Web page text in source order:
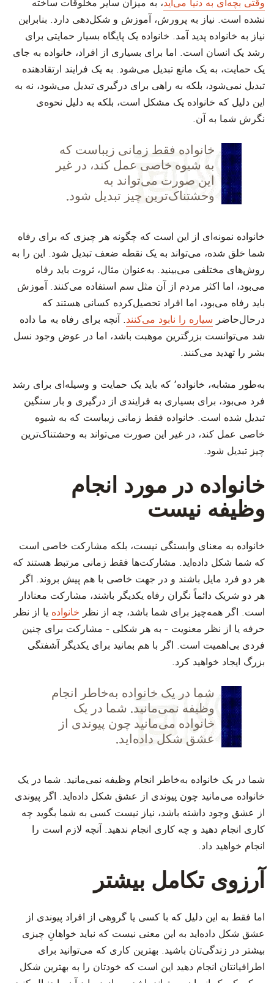
‫وقتی بچه‌ای به دنیا می‌آید، به میزان سایر مخلوقات ساخته
نشده است. نیاز به پرورش، آموزش و شکل‌دهی دارد. بنابراین
نیاز به خانواده پدید آمد. خانواده یک پایگاه بسیار حمایتی برای
رشد یک انسان است. اما برای بسیاری از افراد، خانواده به جای
یک حمایت، به یک مانع تبدیل می‌شود. به یک فرایند ارتقادهنده
تبدیل نمی‌شود، بلکه به راهی برای درگیری تبدیل می‌شود، نه به
این دلیل که خانواده یک مشکل است، بلکه به دلیل نحوه‌ی
نگرش شما به آن.
‫خانواده فقط زمانی زیباست که
به شیوه خاصی عمل کند، در غیر
این صورت می‌تواند به
وحشتناک‌ترین چیز تبدیل شود.
‫خانواده نمونه‌ای از این است که چگونه هر چیزی که برای رفاه
شما خلق شده، می‌تواند به یک نقطه ضعف تبدیل شود. این را به
روش‌های مختلفی می‌بینید. به‌عنوان مثال، ثروت باید رفاه
می‌بود، اما اکثر مردم از آن مثل سم استفاده می‌کنند. آموزش
باید رفاه می‌بود، اما افراد تحصیل‌کرده کسانی هستند که
درحال‌حاضر سیاره را نابود می‌کنند. آنچه برای رفاه به ما داده
شد می‌توانست بزرگترین موهبت باشد، اما در عوض وجود نسل
بشر را تهدید می‌کنند.
‫به‌طور مشابه، خانواده٬ که باید یک حمایت و وسیله‌ای برای رشد
فرد می‌بود، برای بسیاری به فرایندی از درگیری و بار سنگین
تبدیل شده است. خانواده فقط زمانی زیباست که به شیوه
خاصی عمل کند، در غیر این صورت می‌تواند به وحشتناک‌ترین
چیز تبدیل شود.
خانواده در مورد انجام‌
وظیفه نیست
‫خانواده به معنای وابستگی نیست، بلکه مشارکت خاصی است
که شما شکل داده‌اید. مشارکت‌ها فقط زمانی مرتبط هستند که
هر دو فرد مایل باشند و در جهت خاصی با هم پیش بروند. اگر
هر دو شریک دائماً نگران رفاه یکدیگر باشند، مشارکت معنادار
است. اگر همه‌چیز برای شما باشد، چه از نظر خانواده یا از نظر
حرفه یا از نظر معنویت - به هر شکلی - مشارکت برای چنین
فردی بی‌اهمیت است. اگر با هم بمانید برای یکدیگر آشفتگی
بزرگ ایجاد خواهید کرد.
‫شما در یک خانواده به‌خاطر انجام
وظیفه نمی‌مانید. شما در یک
خانواده می‌مانید چون پیوندی از
عشق شکل داده‌اید.
‫شما در یک خانواده به‌خاطر انجام وظیفه نمی‌مانید. شما در یک
خانواده می‌مانید چون پیوندی از عشق شکل داده‌اید. اگر پیوندی
از عشق وجود داشته باشد، نیاز نیست کسی به شما بگوید چه
کاری انجام دهید و چه کاری انجام ندهید. آنچه لازم است را
انجام خواهید داد.
آرزوی تکامل بیشتر
‫اما فقط به این دلیل که با کسی یا گروهی از افراد پیوندی از
عشق شکل داده‌اید به این معنی نیست که نباید خواهانِ چیزی
بیشتر در زندگی‌تان باشید. بهترین کاری که می‌توانید برای
اطرافیانتان انجام دهید این است که خودتان را به بهترین شکل